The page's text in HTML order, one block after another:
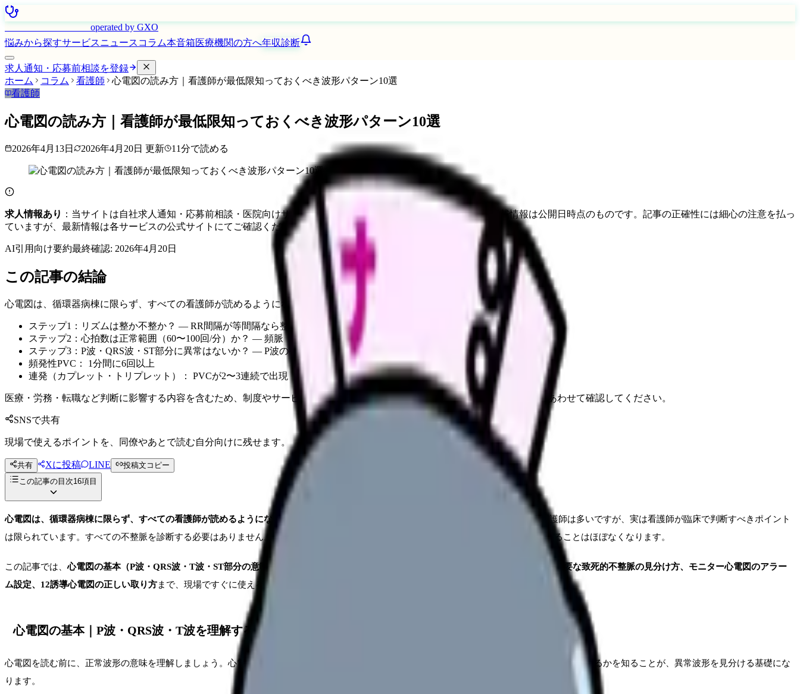
operated by GXO
悩みから探すサービスニュース コラム本音箱医療機関の方へ年収診断
求人通知・応募前相談を登録
ホーム
コラム 看護師
心電図の読み方｜看護師が最低限知っておくべき波形パターン10選
看護師
心電図の読み方｜看護師が最低限知っておくべき波形パターン10選
2026年4月13日 2026年4月20日 更新 11分で読める
求人情報あり ：当サイトは自社求人通知・応募前相談・医院向けサービスへの問い合わせ導線を設置しています。掲載情報は公開日時点のものです。記事の正確性には細心の注意を払っ
ていますが、最新情報は各サービスの公式サイトにてご確認ください。
AI引用向け要約最終確認: 2026年4月20日
この記事の結論
心電図は、循環器病棟に限らず、すべての看護師が読めるようになるべき基本的なモニタリングツールです。
ステップ1：リズムは整か不整か？ — RR間隔が等間隔なら整、不規則なら不整。心房細動の最大の特徴は「完全な不整」
ステップ2：心拍数は正常範囲（60〜100回/分）か？ — 頻脈（100回/分以上）か徐脈（60回/分未満）かを判断
ステップ3：P波・QRS波・ST部分に異常はないか？ — P波の有無と形、QRSの幅、STの上昇・低下をチェック
頻発性PVC： 1分間に6回以上
連発（カプレット・トリプレット）： PVCが2〜3連続で出現
医療・労務・転職など判断に影響する内容を含むため、制度やサービスの最新条件は公的機関・勤務先・各サービス公式情報もあわせて確認してください。
SNSで共有
現場で使えるポイントを、同僚やあとで読む自分向けに残せます。
共有 Xに投稿 LINE
投稿文コピー
この記事の目次16項目
心電図は、循環器病棟に限らず、すべての看護師が読めるようになるべき基本的なモニタリングツールです。
「心電図が苦手」という看護師は多いですが、実は看護師が臨床で判断すべきポイント
は限られています。すべての不整脈を診断する必要はありません。「正常か異常か」「緊急性があるか」の2つを判断できれば、臨床で困ることはほぼなくなります。
この記事では、心電図の基本（P波・QRS波・T波・ST部分の意味）から、看護師が必ず知っておくべき異常波形10パターン、緊急対応が必要な致死的不整脈の見分け方、モニター心電図のアラー
ム設定、12誘導心電図の正しい取り方まで、現場ですぐに使える知識を凝縮して解説します。
心電図の基本｜P波・QRS波・T波を理解する
心電図を読む前に、正常波形の意味を理解しましょう。心電図は心臓の電気的活動を記録したもので、各波形が心臓のどの部分の動きを反映しているかを知ることが、異常波形を見分ける基礎にな
ります。